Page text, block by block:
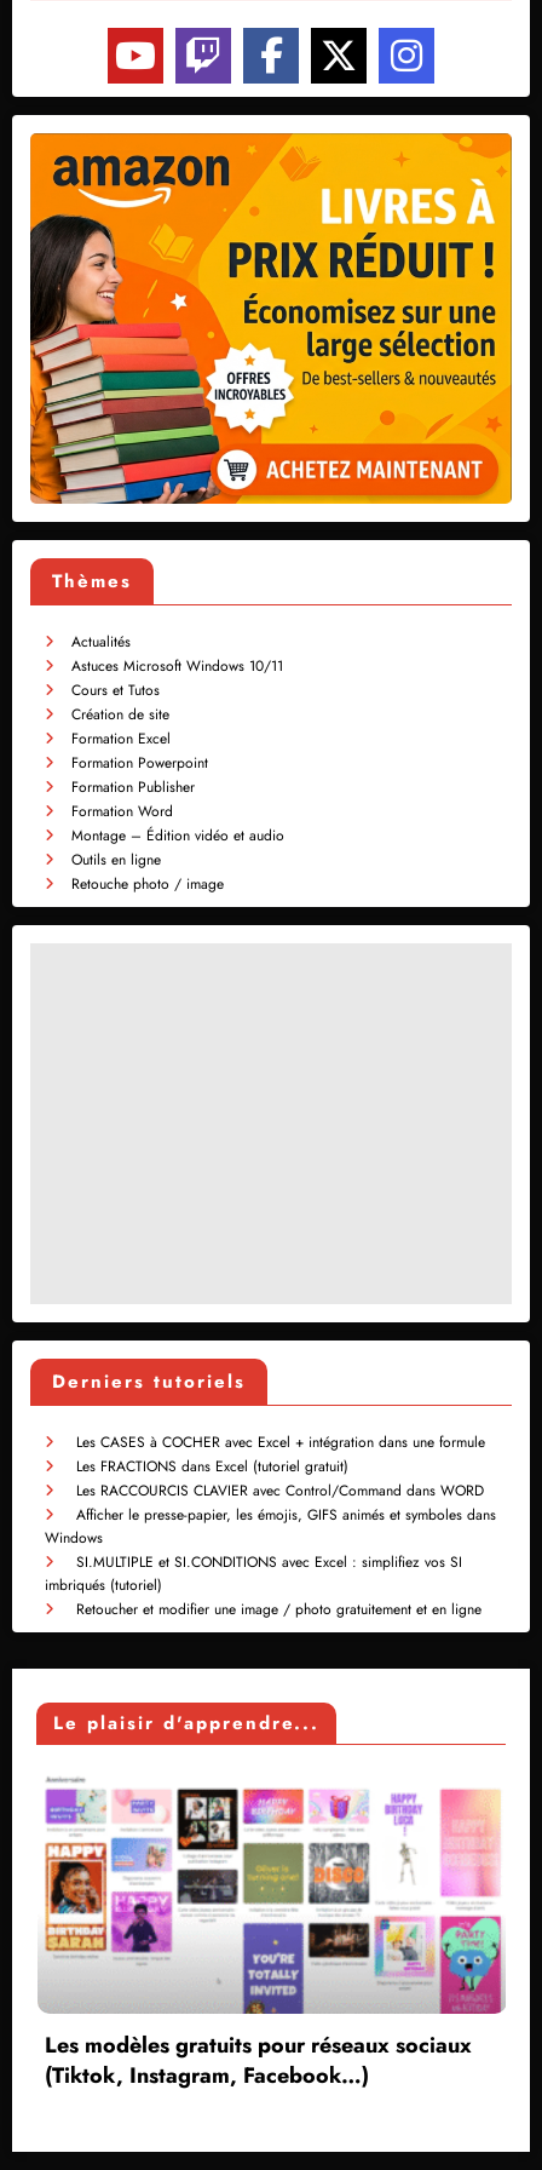
Thèmes
Actualités
Astuces Microsoft Windows 10/11
Cours et Tutos
Création de site
Formation Excel
Formation Powerpoint
Formation Publisher
Formation Word
Montage – Édition vidéo et audio
Outils en ligne
Retouche photo / image
Derniers tutoriels
Les CASES à COCHER avec Excel + intégration dans une formule
Les FRACTIONS dans Excel (tutoriel gratuit)
Les RACCOURCIS CLAVIER avec Control/Command dans WORD
Afficher le presse-papier, les émojis, GIFS animés et symboles dans
Windows
SI.MULTIPLE et SI.CONDITIONS avec Excel : simplifiez vos SI
imbriqués (tutoriel)
Retoucher et modifier une image / photo gratuitement et en ligne
Le plaisir d'apprendre...
pour réseaux sociaux
Facebook…)